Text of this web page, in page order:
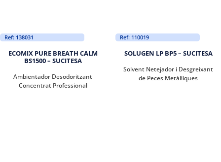
Ref: 138031
ECOMIX PURE BREATH CALM
BS1500 – SUCITESA
Ambientador Desodoritzant
Concentrat Professional
Ref: 110019
SOLUGEN LP BP5 – SUCITESA
Solvent Netejador i Desgreixant
de Peces Metàl·liques